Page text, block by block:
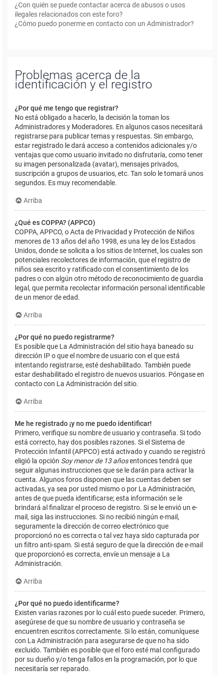
¿Con quién se puede contactar acerca de abusos o usos
ilegales relacionados con este foro?
¿Cómo puedo ponerme en contacto con un Administrador?
Problemas acerca de la
identificación y el registro
¿Por qué me tengo que registrar?
No está obligado a hacerlo, la decisión la toman los
Administradores y Moderadores. En algunos casos necesitará
registrarse para publicar temas y respuestas. Sin embargo,
estar registrado le dará acceso a contenidos adicionales y/o
ventajas que como usuario invitado no disfrutaría, como tener
su imagen personalizada (avatar), mensajes privados,
suscripción a grupos de usuarios, etc. Tan solo le tomará unos
segundos. Es muy recomendable.
Arriba
¿Qué es COPPA? (APPCO)
COPPA, APPCO, o Acta de Privacidad y Protección de Niños
menores de 13 años del año 1998, es una ley de los Estados
Unidos, donde se solicita a los sitios de Internet, los cuales son
potenciales recolectores de información, que el registro de
niños sea escrito y ratificado con el consentimiento de los
padres o con algún otro método de reconocimiento de guardia
legal, que permita recolectar información personal identificable
de un menor de edad.
Arriba
¿Por qué no puedo registrarme?
Es posible que La Administración del sitio haya baneado su
dirección IP o que el nombre de usuario con el que está
intentando registrarse, esté deshabilitado. También puede
estar deshabilitado el registro de nuevos usuarios. Póngase en
contacto con La Administración del sitio.
Arriba
Me he registrado ¡y no me puedo identificar!
Primero, verifique su nombre de usuario y contraseña. Si todo
está correcto, hay dos posibles razones. Si el Sistema de
Protección Infantil (APPCO) está activado y cuando se registró
eligió la opción Soy menor de 13 añosentonces tendrá que
seguir algunas instrucciones que se le darán para activar la
cuenta. Algunos foros disponen que las cuentas deben ser
activadas, ya sea por usted mismo o por La Administración,
antes de que pueda identificarse; esta información se le
brindará al finalizar el proceso de registro. Si se le envió un e-
mail, siga las instrucciones. Si no recibió ningún e-mail,
seguramente la dirección de correo electrónico que
proporcionó no es correcta o tal vez haya sido capturada por
un filtro anti-spam. Si está seguro de que la dirección de e-mail
que proporcionó es correcta, envíe un mensaje a La
Administración.
Arriba
¿Por qué no puedo identificarme?
Existen varias razones por lo cuál esto puede suceder. Primero,
asegúrese de que su nombre de usuario y contraseña se
encuentren escritos correctamente. Si lo están, comuníquese
con La Administración para asegurarse de que no ha sido
excluido. También es posible que el foro esté mal configurado
por su dueño y/o tenga fallos en la programación, por lo que
necesitaría ser reparado.